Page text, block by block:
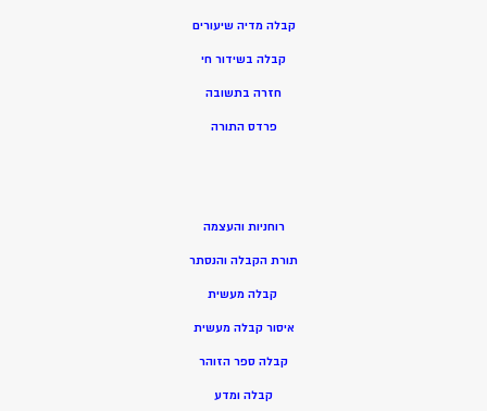
קבלה מדיה שיעורים
קבלה בשידור חי
חזרה בתשובה
פרדס התורה
רוחניות והעצמה
תורת הקבלה והנסתר
קבלה מעשית
איסור קבלה מעשית
קבלה ספר הזוהר
קבלה ומדע